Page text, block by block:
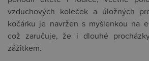
vzduchových koleček a úložných
kočárku je navržen s myšlenkou na
což zaručuje, že i dlouhé
zážitkem.